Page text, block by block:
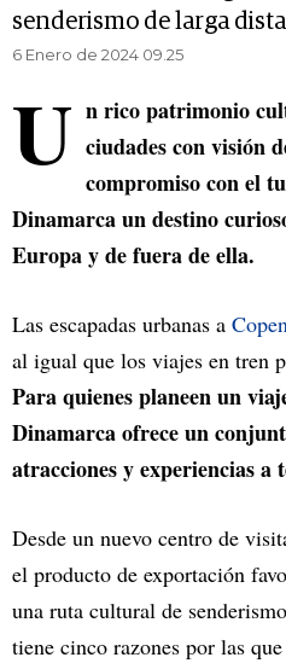
senderismo de larga
6 Enero de 2024 09.25
U n rico patrimonio
ciudades con visión
compromiso con el
Dinamarca un destino
Europa y de fuera de ella.
Las escapadas urbanas a
al igual que los viajes en tren
Para quienes planeen un
Dinamarca ofrece un
atracciones y experiencias a
Desde un nuevo centro de
el producto de exportación
una ruta cultural de
tiene cinco razones por las